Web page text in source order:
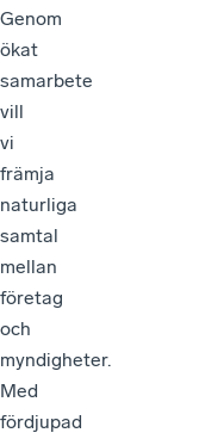
Genom
ökat
samarbete
vill
vi
främja
naturliga
samtal
mellan
företag
och
myndigheter.
Med
fördjupad